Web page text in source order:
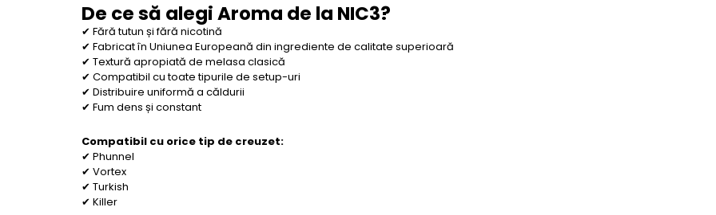
De ce să alegi Aroma de la NIC3?
✔ Fără tutun și fără nicotină
✔ Fabricat în Uniunea Europeană din ingrediente de calitate superioară
✔ Textură apropiată de melasa clasică
✔ Compatibil cu toate tipurile de setup-uri
✔ Distribuire uniformă a căldurii
✔ Fum dens și constant
Compatibil cu orice tip de creuzet:
✔ Phunnel
✔ Vortex
✔ Turkish
✔ Killer